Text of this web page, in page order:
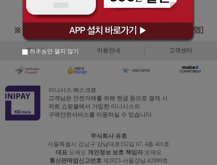
PC 버전 이용안내 고객센터
이니시스 에스크로
고객님은 안전거래를 위해 현금 등으로 결제 시
저희 쇼핑몰에서 가입한 이니시스의
구매안전서비스를 이용하실 수 있습니다.
주식회사 유호
서울특별시 강남구 강남대로152길 67, 4층 401호
대표오재오 개인정보 보호 책임자오재오
통신판매업신고번호제2023-서울강남-02999호
하루동안 열지 않기